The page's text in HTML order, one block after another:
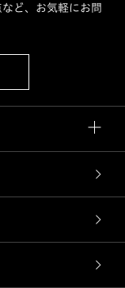
ど、お気軽にお問